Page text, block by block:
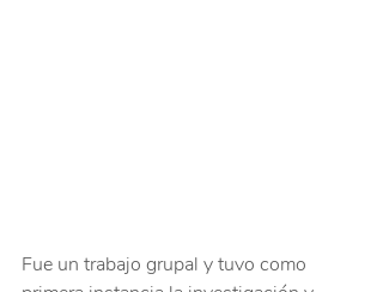
Fue un trabajo grupal y tuvo como